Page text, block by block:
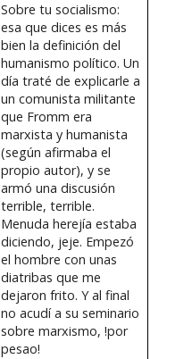
Sobre tu socialismo:
esa que dices es más
bien la definición del
humanismo político. Un
día traté de explicarle a
un comunista militante
que Fromm era
marxista y humanista
(según afirmaba el
propio autor), y se
armó una discusión
terrible, terrible.
Menuda herejía estaba
diciendo, jeje. Empezó
el hombre con unas
diatribas que me
dejaron frito. Y al final
no acudí a su seminario
sobre marxismo, !por
pesao!